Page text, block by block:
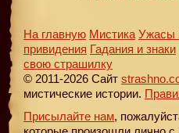
На главную Мистика Ужасы
привидения Гадания и знаки
свою страшилку
© 2011-2026 Сайт
мистические истории.
Присылайте нам,